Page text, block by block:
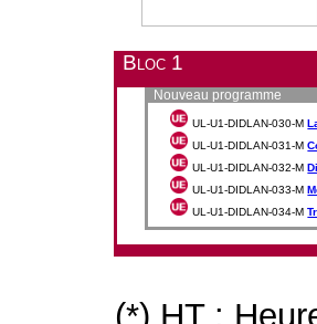
Bloc 1
Nouveau programme
UL-U1-DIDLAN-030-M
UL-U1-DIDLAN-031-M
UL-U1-DIDLAN-032-M
UL-U1-DIDLAN-033-M
UL-U1-DIDLAN-034-M
(*) HT :